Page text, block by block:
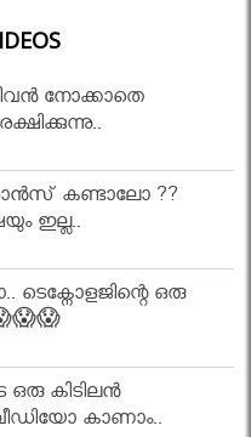
നോക്കാതെ
കണ്ടാലോ ??
ഇല്ല..
ഒരു
ഒരു കിടിലൻ
കാണാം..